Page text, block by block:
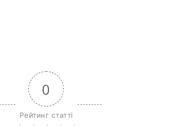
0
Рейтинг статті